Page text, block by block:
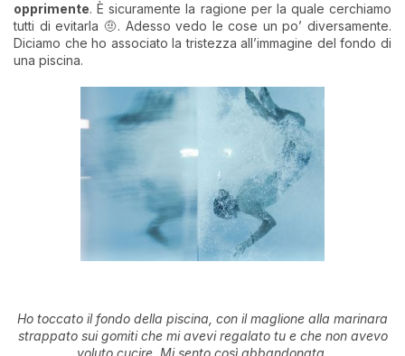
opprimente. È sicuramente la ragione per la quale cerchiamo
tutti di evitarla 🤨. Adesso vedo le cose un po’ diversamente.
Diciamo che ho associato la tristezza all’immagine del fondo di
una piscina.
Ho toccato il fondo della piscina, con il maglione alla marinara
strappato sui gomiti che mi avevi regalato tu e che non avevo
voluto cucire. Mi sento così abbandonata.